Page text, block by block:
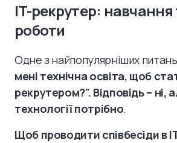
IT-рекрутер:
роботи
Одне з найпопулярніших
мені технічна освіта, щоб
рекрутером?". Відповідь – ні,
технології потрібно.
Щоб проводити співбесіди в